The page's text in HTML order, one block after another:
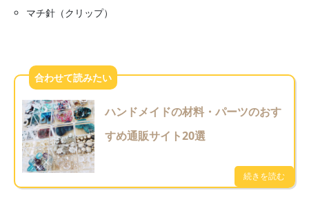
マチ針（クリップ）
ハンドメイドの材料・パーツのおす
すめ通販サイト20選